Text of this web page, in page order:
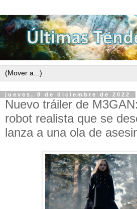
jueves, 8 de diciembre de 2022
Nuevo tráiler de
robot realista que se
lanza a una ola de